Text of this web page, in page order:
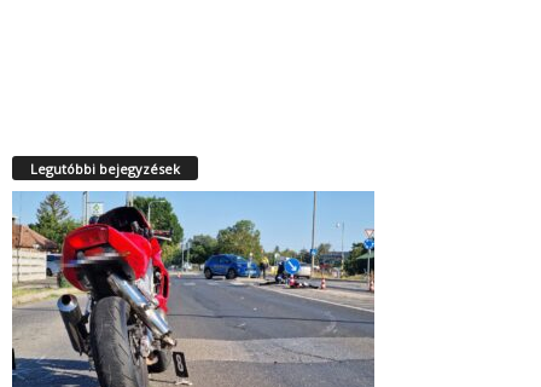
Legutóbbi bejegyzések